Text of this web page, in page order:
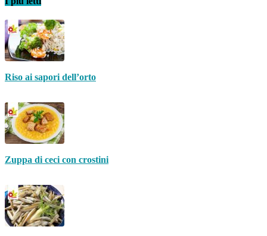
Riso ai sapori dell’orto
Zuppa di ceci con crostini